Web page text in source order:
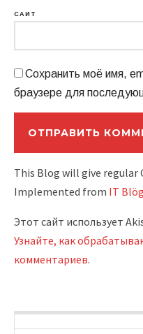
САЙТ
Сохранить моё имя,
браузере для
This Blog will give
Implemented from IT
Этот сайт использует
Узнайте, как
комментариев.